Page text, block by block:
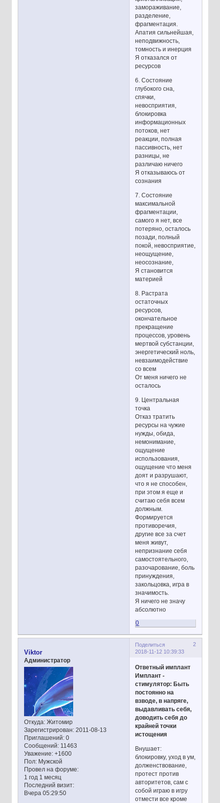
замораживание,
разделение,
фрагментация.
Апатия сильнейшая,
неподвижность,
томность и инерция
Я отказался от
ресурсов
6. Состояние
глубокого сна,
спячки,
невосприятия,
блокировка
информационных
потоков, нет
реакции, полная
пассивность, нет
разницы, не
различаю ничего
Я отказываюсь от
сознания
7. Состояние
максимальной
фрагментации,
самого я нет, все
потеряно, осталось
позади, полный
покой, невосприятие,
неощущение,
неосознание,
Я становится
материей
8. Растрата
остаточных
ресурсов,
окончательное
прекращение
процессов, уровень
мертвой субстанции,
энергетический ноль,
невзаимодействие
со всем
От меня ничего не
осталось
9. Центральная
точка
Отказ тратить
ресурсы на чужие
нужды, обида,
немонимание,
ощущение
использования,
ощущение что меня
доят и разрушают,
что я не способен,
при этом я еще и
считаю себя всем
должным.
Формируется
противоречия,
другие все за счет
меня живут,
непризнание себя
самостоятельного,
разочарование, боль
принуждения,
закольцовка, игра в
значимость.
Я ничего не значу
абсолютно
0
Поделиться
2
2018-11-12 10:39:33
Viktor
Администратор
Откуда:Житомир
Зарегистрирован: 2011-08-13
Приглашений:0
Сообщений:11463
Уважение: +1600
Пол:Мужской
Провел на форуме:
1 год 1 месяц
Последний визит:
Вчера 05:29:50
Ответный имплант
Имплант -
стимулятор: Быть
постоянно на
взводе, в напряге,
выдавливать себя,
доводить себя до
крайней точки
истощения
Внушает:
блокировку, уход в ум,
долженствование,
протест против
авторитетов, сам с
собой играю в игру
отмести все кроме